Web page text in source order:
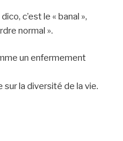
c’est le « banal »,
normal ».
un enfermement
la diversité de la vie.